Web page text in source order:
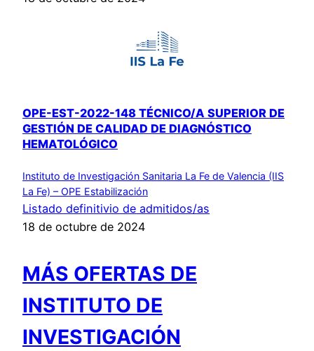
OPE-EST-2022-148 TÉCNICO/A SUPERIOR DE
GESTIÓN DE CALIDAD DE DIAGNÓSTICO
HEMATOLÓGICO
Instituto de Investigación Sanitaria La Fe de Valencia (IIS
La Fe) – OPE Estabilización
Listado definitivio de admitidos/as
18 de octubre de 2024
MÁS OFERTAS DE
INSTITUTO DE
INVESTIGACIÓN